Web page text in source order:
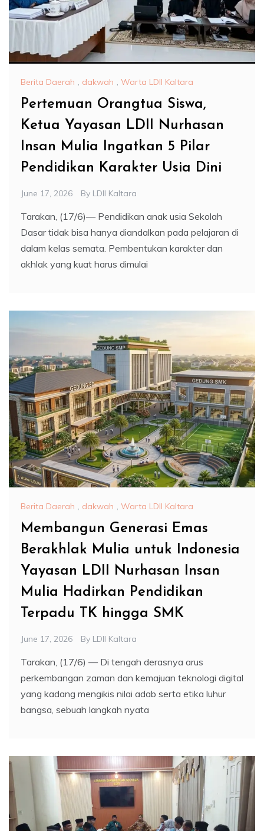
Berita Daerah , dakwah , Warta LDII Kaltara
Pertemuan Orangtua Siswa,
Ketua Yayasan LDII Nurhasan
Insan Mulia Ingatkan 5 Pilar
Pendidikan Karakter Usia Dini
June 17, 2026 By LDII Kaltara
Tarakan, (17/6)— Pendidikan anak usia Sekolah
Dasar tidak bisa hanya diandalkan pada pelajaran di
dalam kelas semata. Pembentukan karakter dan
akhlak yang kuat harus dimulai
Berita Daerah , dakwah , Warta LDII Kaltara
Membangun Generasi Emas
Berakhlak Mulia untuk Indonesia
Yayasan LDII Nurhasan Insan
Mulia Hadirkan Pendidikan
Terpadu TK hingga SMK
June 17, 2026 By LDII Kaltara
Tarakan, (17/6) — Di tengah derasnya arus
perkembangan zaman dan kemajuan teknologi digital
yang kadang mengikis nilai adab serta etika luhur
bangsa, sebuah langkah nyata